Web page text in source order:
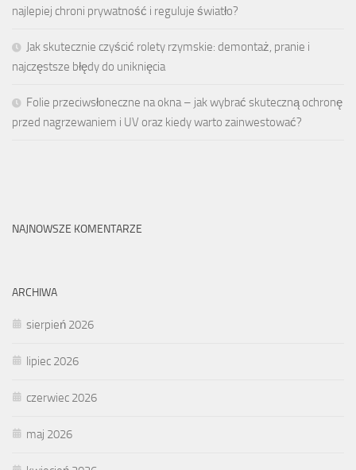
najlepiej chroni prywatność i reguluje światło?
Jak skutecznie czyścić rolety rzymskie: demontaż, pranie i
najczęstsze błędy do uniknięcia
Folie przeciwsłoneczne na okna – jak wybrać skuteczną ochronę
przed nagrzewaniem i UV oraz kiedy warto zainwestować?
NAJNOWSZE KOMENTARZE
ARCHIWA
sierpień 2026
lipiec 2026
czerwiec 2026
maj 2026